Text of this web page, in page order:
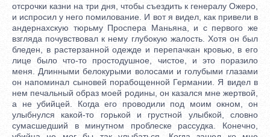
отсрочки казни на три дня, чтобы съездить к генералу Ожеро,
и испросил у него помилование. И вот я видел, как привели в
андернахскую тюрьму Проспера Маньяна, и с первого же
взгляда почувствовал к нему глубокую жалость. Хотя он был
бледен, в растерзанной одежде и перепачкан кровью, в его
лице было что-то простодушное, чистое, и это поразило
меня. Длинными белокурыми волосами и голубыми глазами
он напоминал сыновей порабощенной Германии. Я видел в
нем печальный образ моей родины, он казался мне жертвой,
а не убийцей. Когда его проводили под моим окном, он
улыбнулся какой-то горькой и грустной улыбкой, словно
сумасшедший в минутном проблеске рассудка. Конечно,